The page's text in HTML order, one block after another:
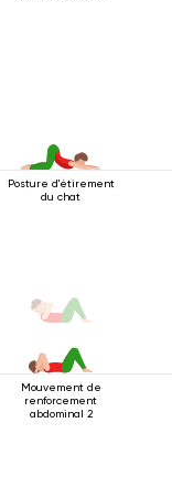
Posture d'étirement
du chat
Mouvement de
renforcement
abdominal 2